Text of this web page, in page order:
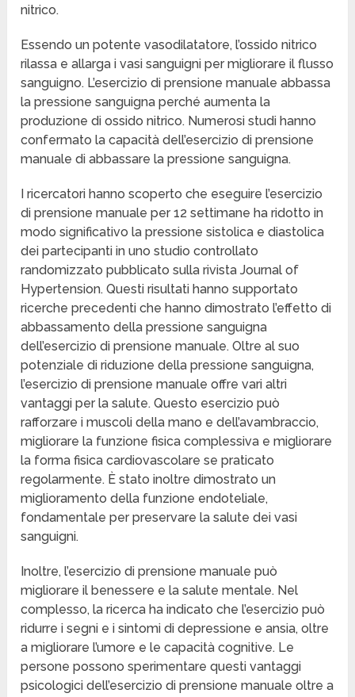
nitrico.
Essendo un potente vasodilatatore, l’ossido nitrico
rilassa e allarga i vasi sanguigni per migliorare il flusso
sanguigno. L’esercizio di prensione manuale abbassa
la pressione sanguigna perché aumenta la
produzione di ossido nitrico. Numerosi studi hanno
confermato la capacità dell’esercizio di prensione
manuale di abbassare la pressione sanguigna.
I ricercatori hanno scoperto che eseguire l’esercizio
di prensione manuale per 12 settimane ha ridotto in
modo significativo la pressione sistolica e diastolica
dei partecipanti in uno studio controllato
randomizzato pubblicato sulla rivista Journal of
Hypertension. Questi risultati hanno supportato
ricerche precedenti che hanno dimostrato l’effetto di
abbassamento della pressione sanguigna
dell’esercizio di prensione manuale. Oltre al suo
potenziale di riduzione della pressione sanguigna,
l’esercizio di prensione manuale offre vari altri
vantaggi per la salute. Questo esercizio può
rafforzare i muscoli della mano e dell’avambraccio,
migliorare la funzione fisica complessiva e migliorare
la forma fisica cardiovascolare se praticato
regolarmente. È stato inoltre dimostrato un
miglioramento della funzione endoteliale,
fondamentale per preservare la salute dei vasi
sanguigni.
Inoltre, l’esercizio di prensione manuale può
migliorare il benessere e la salute mentale. Nel
complesso, la ricerca ha indicato che l’esercizio può
ridurre i segni e i sintomi di depressione e ansia, oltre
a migliorare l’umore e le capacità cognitive. Le
persone possono sperimentare questi vantaggi
psicologici dell’esercizio di prensione manuale oltre a